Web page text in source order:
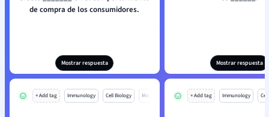
de compra de los consumidores.
Mostrar respuesta Mostrar respuesta
+ Add tag Immunology Cell Biology Mo + Add tag Immunology